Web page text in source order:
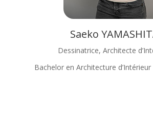
Saeko
Dessinatrice, Architecte
Bachelor en Architecture